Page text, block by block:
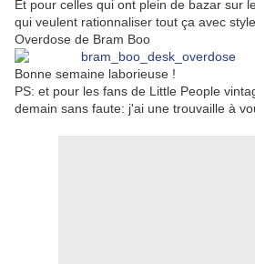
Et pour celles qui ont plein de bazar sur
qui veulent rationnaliser tout ça avec
Overdose de Bram Boo
Bonne semaine laborieuse !
PS: et pour les fans de Little People
demain sans faute: j'ai une trouvaille à